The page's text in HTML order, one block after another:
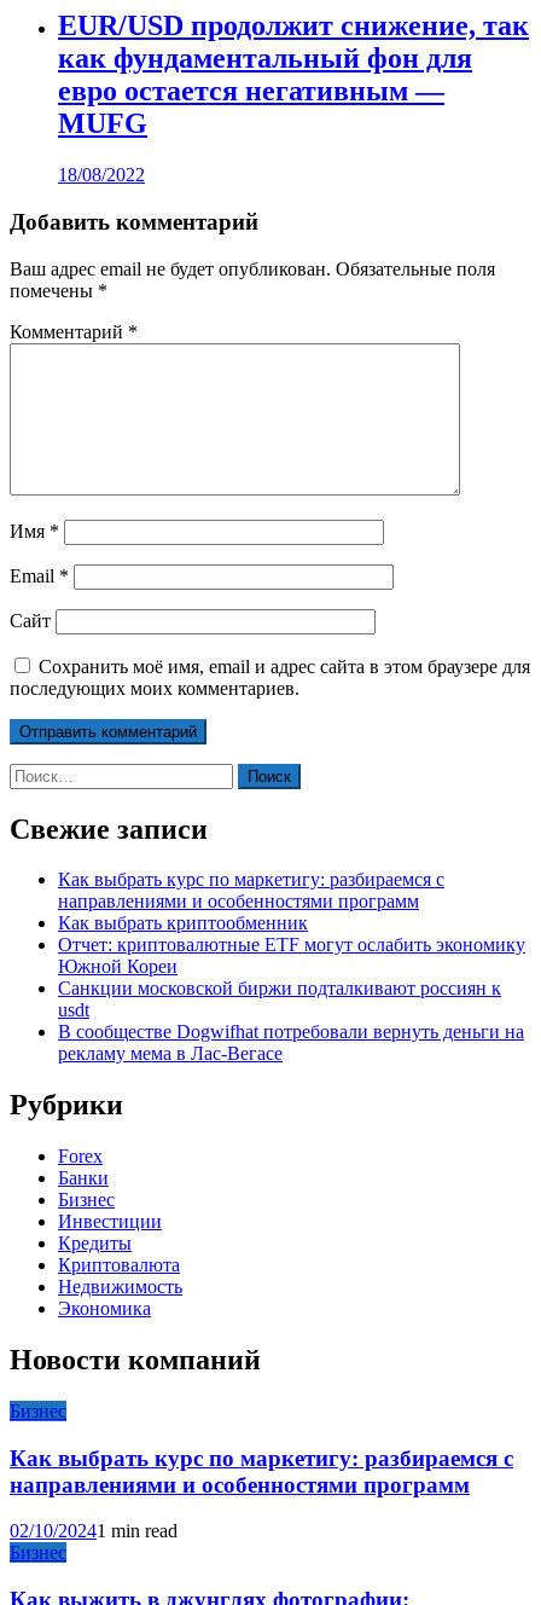
EUR/USD продолжит снижение, так
как фундаментальный фон для
евро остается негативным —
MUFG
18/08/2022
Добавить комментарий
Ваш адрес email не будет опубликован. Обязательные поля
помечены *
Комментарий *
Имя *
Email *
Сайт
Сохранить моё имя, email и адрес сайта в этом браузере для
последующих моих комментариев.
Найти:
Свежие записи
Как выбрать курс по маркетигу: разбираемся с
направлениями и особенностями программ
Как выбрать криптообменник
Отчет: криптовалютные ETF могут ослабить экономику
Южной Кореи
Санкции московской биржи подталкивают россиян к
usdt
В сообществе Dogwifhat потребовали вернуть деньги на
рекламу мема в Лас-Вегасе
Рубрики
Forex
Банки
Бизнес
Инвестиции
Кредиты
Криптовалюта
Недвижимость
Экономика
Новости компаний
Бизнес
Как выбрать курс по маркетигу: разбираемся с
направлениями и особенностями программ
02/10/20241 min read
Бизнес
Как выжить в джунглях фотографии: